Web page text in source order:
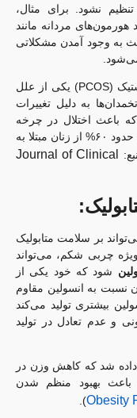
نشود. برای مثال،
مردانه مانند
به وجود آمدن مشکلاتی
به‌ویژه در زنان چاق، سندرم تخمدان پلی‌کیستیک (PCOS) یکی از علل
به دلیل تغییرات
باعث اختلال در چرخه
قاعدگی می‌شود. مطالعات نشان می‌دهند که حدود ۶۰% از زنان مبتلا به
Journal of Clinical
بر سلامت متابولیک
چربی شکم، می‌تواند
شود که خود یکی از
به انسولین مقاوم
بیشتری تولید می‌کند
و عدم تعادل در تولید
شد که کاهش وزن در
باعث بهبود منظم شدن
).